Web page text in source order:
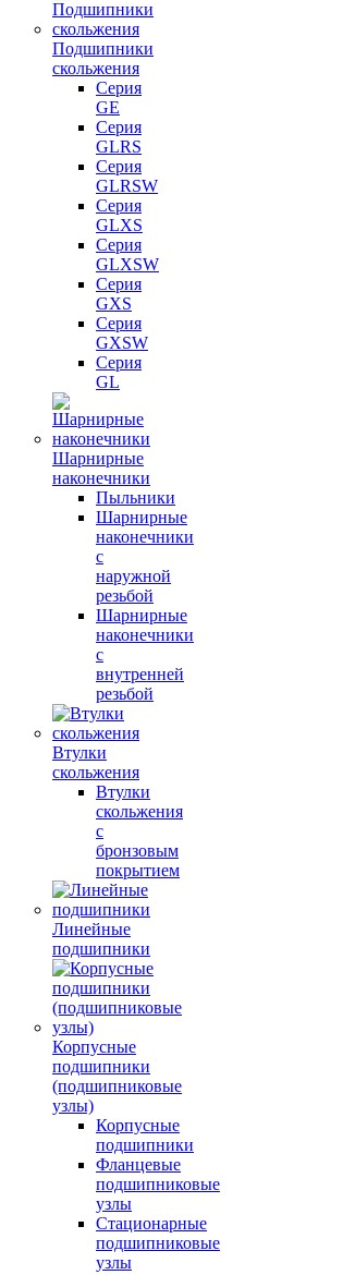
Подшипники
скольжения
Серия
GE
Серия
GLRS
Серия
GLRSW
Серия
GLXS
Серия
GLXSW
Серия
GXS
Серия
GXSW
Серия
GL
Шарнирные
наконечники
Пыльники
Шарнирные
наконечники
с
наружной
резьбой
Шарнирные
наконечники
с
внутренней
резьбой
Втулки
скольжения
Втулки
скольжения
с
бронзовым
покрытием
Линейные
подшипники
Корпусные
подшипники
(подшипниковые
узлы)
Корпусные
подшипники
Фланцевые
подшипниковые
узлы
Стационарные
подшипниковые
узлы